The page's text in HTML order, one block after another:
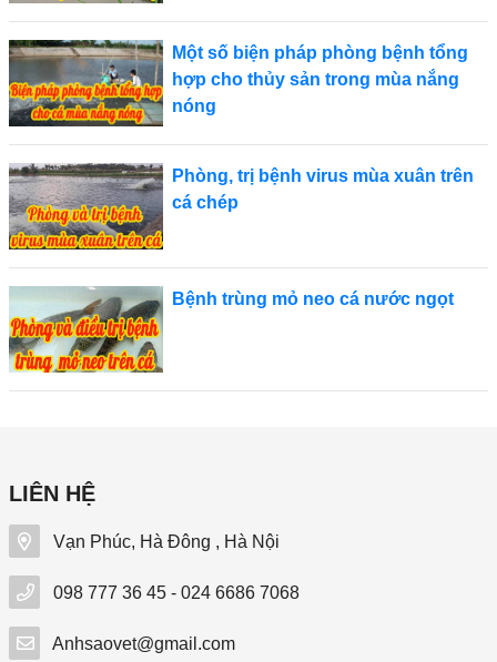
Một số biện pháp phòng bệnh tổng
hợp cho thủy sản trong mùa nắng
nóng
Phòng, trị bệnh virus mùa xuân trên
cá chép
Bệnh trùng mỏ neo cá nước ngọt
LIÊN HỆ
Vạn Phúc, Hà Đông , Hà Nội
098 777 36 45 - 024 6686 7068
Anhsaovet@gmail.com